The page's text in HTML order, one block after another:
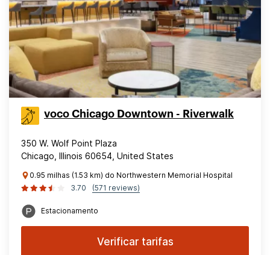
voco Chicago Downtown - Riverwalk
350 W. Wolf Point Plaza
Chicago, Illinois 60654, United States
0.95 milhas (1.53 km) do Northwestern Memorial Hospital
3.70
(571 reviews)
Estacionamento
Verificar tarifas